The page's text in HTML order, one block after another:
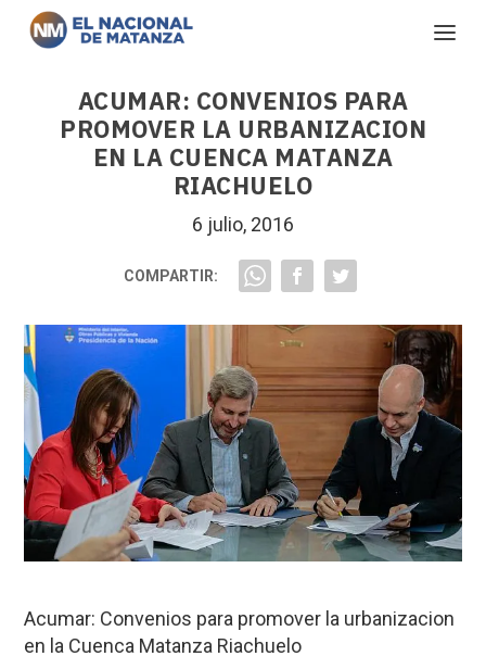
ACUMAR: CONVENIOS PARA
PROMOVER LA URBANIZACION
EN LA CUENCA MATANZA
RIACHUELO
6 julio, 2016
COMPARTIR:
Acumar: Convenios para promover la urbanizacion
en la Cuenca Matanza Riachuelo